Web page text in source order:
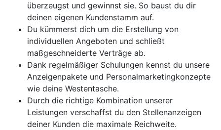
überzeugst und gewinnst sie. So baust du dir
deinen eigenen Kundenstamm auf.
Du kümmerst dich um die Erstellung von
individuellen Angeboten und schließt
maßgeschneiderte Verträge ab.
Dank regelmäßiger Schulungen kennst du unsere
Anzeigenpakete und Personalmarketingkonzepte
wie deine Westentasche.
Durch die richtige Kombination unserer
Leistungen verschaffst du den Stellenanzeigen
deiner Kunden die maximale Reichweite.